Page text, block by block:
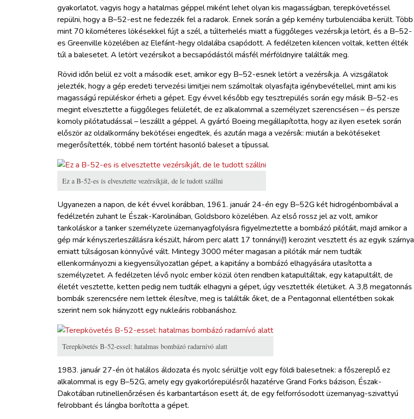
gyakorlatot, vagyis hogy a hatalmas géppel miként lehet olyan kis magasságban, terepkövetéssel
repülni, hogy a B–52-est ne fedezzék fel a radarok. Ennek során a gép kemény turbulenciába került. Több
mint 70 kilométeres lökésekkel fújt a szél, a túlterhelés miatt a függőleges vezérsíkja letört, és a B–52-
es Greenville közelében az Elefánt-hegy oldalába csapódott. A fedélzeten kilencen voltak, ketten élték
túl a balesetet. A letört vezérsíkot a becsapódástól másfél mérföldnyire találták meg.
Rövid időn belül ez volt a második eset, amikor egy B–52-esnek letört a vezérsíkja. A vizsgálatok
jelezték, hogy a gép eredeti tervezési limitjei nem számoltak olyasfajta igénybevétellel, mint ami kis
magasságú repüléskor érheti a gépet. Egy évvel később egy tesztrepülés során egy másik B–52-es
megint elvesztette a függőleges felületét, de ez alkalommal a személyzet szerencsésen – és persze
komoly pilótatudással – leszállt a géppel. A gyártó Boeing megállapította, hogy az ilyen esetek során
először az oldalkormány bekötései engedtek, és azután maga a vezérsík: miután a bekötéseket
megerősítették, többé nem történt hasonló baleset a típussal.
Ez a B-52-es is elvesztette vezérsíkját, de le tudott szállni
Ugyanezen a napon, de két évvel korábban, 1961. január 24-én egy B–52G két hidrogénbombával a
fedélzetén zuhant le Észak-Karolinában, Goldsboro közelében. Az első rossz jel az volt, amikor
tankoláskor a tanker személyzete üzemanyagfolyásra figyelmeztette a bombázó pilótáit, majd amikor a
gép már kényszerleszállásra készült, három perc alatt 17 tonnányi(!) kerozint vesztett és az egyik szárnya
emiatt túlságosan könnyűvé vált. Mintegy 3000 méter magasan a pilóták már nem tudták
ellenkormányozni a kiegyensúlyozatlan gépet, a kapitány a bombázó elhagyására utasította a
személyzetet. A fedélzeten lévő nyolc ember közül öten rendben katapultáltak, egy katapultált, de
életét vesztette, ketten pedig nem tudták elhagyni a gépet, úgy vesztették életüket. A 3,8 megatonnás
bombák szerencsére nem lettek élesítve, meg is találták őket, de a Pentagonnal ellentétben sokak
szerint nem sok hiányzott egy nukleáris robbanáshoz.
Terepkövetés B-52-essel: hatalmas bombázó radarnívó alatt
1983. január 27-én öt halálos áldozata és nyolc sérültje volt egy földi balesetnek: a főszereplő ez
alkalommal is egy B–52G, amely egy gyakorlórepülésről hazatérve Grand Forks bázison, Észak-
Dakotában rutinellenőrzésen és karbantartáson esett át, de egy felforrósodott üzemanyag-szivattyú
felrobbant és lángba borította a gépet.